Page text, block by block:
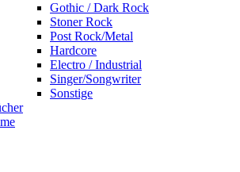
Gothic / Dark Rock
Stoner Rock
Post Rock/Metal
Hardcore
Electro / Industrial
Singer/Songwriter
Sonstige